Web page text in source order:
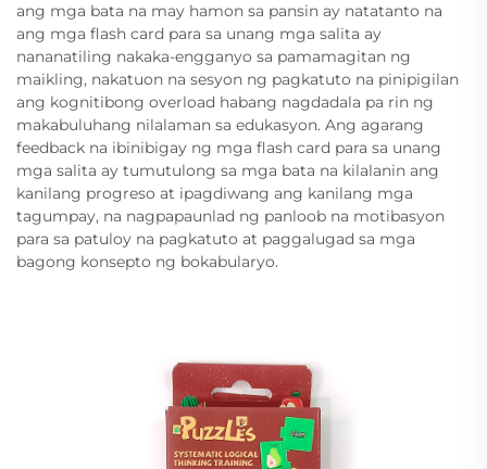
ang mga bata na may hamon sa pansin ay natatanto na
ang mga flash card para sa unang mga salita ay
nananatiling nakaka-engganyo sa pamamagitan ng
maikling, nakatuon na sesyon ng pagkatuto na pinipigilan
ang kognitibong overload habang nagdadala pa rin ng
makabuluhang nilalaman sa edukasyon. Ang agarang
feedback na ibinibigay ng mga flash card para sa unang
mga salita ay tumutulong sa mga bata na kilalanin ang
kanilang progreso at ipagdiwang ang kanilang mga
tagumpay, na nagpapaunlad ng panloob na motibasyon
para sa patuloy na pagkatuto at paggalugad sa mga
bagong konsepto ng bokabularyo.